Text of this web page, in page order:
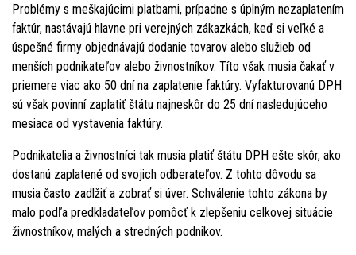
Problémy s meškajúcimi platbami, prípadne s úplným nezaplatením
faktúr, nastávajú hlavne pri verejných zákazkách, keď si veľké a
úspešné firmy objednávajú dodanie tovarov alebo služieb od
menších podnikateľov alebo živnostníkov. Títo však musia čakať v
priemere viac ako 50 dní na zaplatenie faktúry. Vyfakturovanú DPH
sú však povinní zaplatiť štátu najneskôr do 25 dní nasledujúceho
mesiaca od vystavenia faktúry.
Podnikatelia a živnostníci tak musia platiť štátu DPH ešte skôr, ako
dostanú zaplatené od svojich odberateľov. Z tohto dôvodu sa
musia často zadlžiť a zobrať si úver. Schválenie tohto zákona by
malo podľa predkladateľov pomôcť k zlepšeniu celkovej situácie
živnostníkov, malých a stredných podnikov.